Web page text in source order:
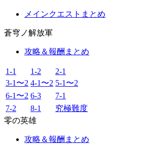
メインクエストまとめ
蒼穹ノ解放軍
攻略＆報酬まとめ
1-1 1-2
2-1
3-1〜2 4-1〜2 5-1〜2
6-1〜2 6-3
7-1
7-2
8-1
究極難度
零の英雄
攻略＆報酬まとめ